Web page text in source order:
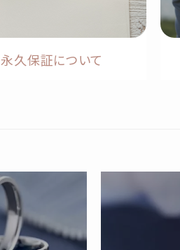
永久保証について